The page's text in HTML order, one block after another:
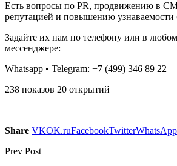
Есть вопросы по PR, продвижению в
репутацией и повышению узнаваемости
Задайте их нам по телефону или в
мессенджере:
Whatsapp • Telegram: +7 (499) 346 89 22
238 показов 20 открытий
Share VKOK.ruFacebookTwitterWhatsApp
Prev Post